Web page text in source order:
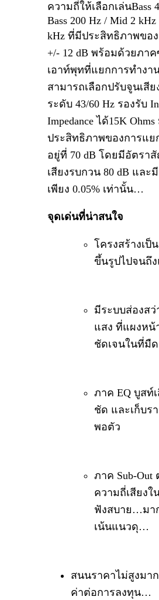
ความถี่ให้เลือกเล่นBass
Bass 200 Hz / Mid 2
kHz ที่มีประสิทธิภาพของ
+/-12 dB พร้อมด้วยภาค
เอาท์พุทที่แยกการทำงา
สามารถเลือกปรับจูนเสีย
ระดับ 43/60 Hz รองรับ
Impedance ได้15K Ohms
ประสิทธิภาพของการแย
อยู่ที่ 70 dB โดยมีอัตรา
เสียงรบกวน 80 dB และ
เพียง 0.05% เท่านั้น…
จุดเด่นที่น่าสนใจ
โครงสร้างเป็
ขึ้นรูปไปจนถึ
มีระบบส่องสว่
แสง ที่แผงหน้
ชัดเจนในที่มืด
ภาค EQ บูสท์
ชัด และเก็บร
พอตัว
ภาค Sub-Out
ความถี่เสียง
ฟังสบาย…มา
เน้นแนวดุ…
สนนราคาไม่สูงมา
ค่าต่อการลงทุน…